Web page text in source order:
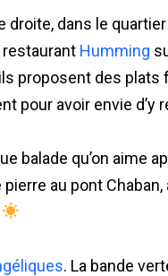
droite, dans le
restaurant Humming
proposent des
pour avoir envie d’y
balade qu’on aime
pierre au pont
. La bande